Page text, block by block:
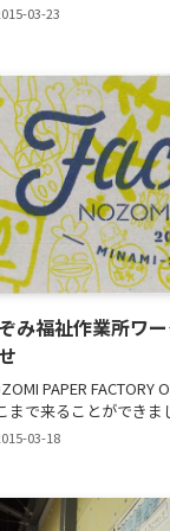
03-23
み福祉作業所ワ
PAPER FACTORY
まで来ることができま
03-18